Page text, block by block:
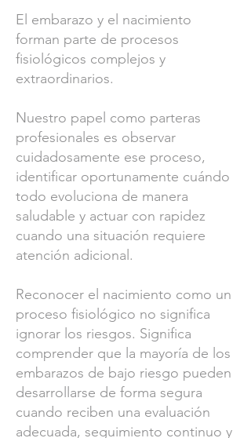
El embarazo y el nacimiento
forman parte de procesos
fisiológicos complejos y
extraordinarios.
Nuestro papel como parteras
profesionales es observar
cuidadosamente ese proceso,
identificar oportunamente cuándo
todo evoluciona de manera
saludable y actuar con rapidez
cuando una situación requiere
atención adicional.
Reconocer el nacimiento como un
proceso fisiológico no significa
ignorar los riesgos. Significa
comprender que la mayoría de los
embarazos de bajo riesgo pueden
desarrollarse de forma segura
cuando reciben una evaluación
adecuada, seguimiento continuo y